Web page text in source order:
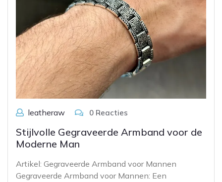
leatheraw 0 Reacties
Stijlvolle Gegraveerde Armband voor de
Moderne Man
Artikel: Gegraveerde Armband voor Mannen
Gegraveerde Armband voor Mannen: Een